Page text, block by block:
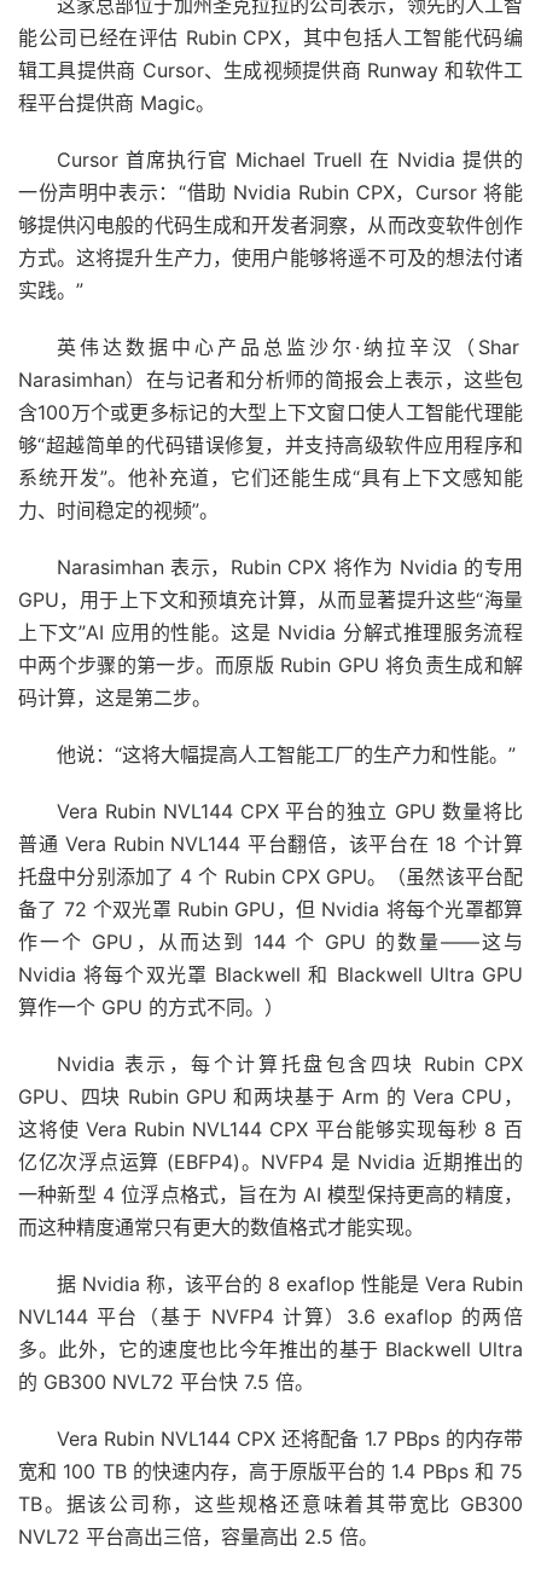
这家总部位于加州圣克拉拉的公司表示，领先的人工智
能公司已经在评估 Rubin CPX，其中包括人工智能代码编
辑工具提供商 Cursor、生成视频提供商 Runway 和软件工
程平台提供商 Magic。
Cursor 首席执行官 Michael Truell 在 Nvidia 提供的
一份声明中表示：“借助 Nvidia Rubin CPX，Cursor 将能
够提供闪电般的代码生成和开发者洞察，从而改变软件创作
方式。这将提升生产力，使用户能够将遥不可及的想法付诸
实践。”
英伟达数据中心产品总监沙尔·纳拉辛汉（Shar
Narasimhan）在与记者和分析师的简报会上表示，这些包
含100万个或更多标记的大型上下文窗口使人工智能代理能
够“超越简单的代码错误修复，并支持高级软件应用程序和
系统开发”。他补充道，它们还能生成“具有上下文感知能
力、时间稳定的视频”。
Narasimhan 表示，Rubin CPX 将作为 Nvidia 的专用
GPU，用于上下文和预填充计算，从而显著提升这些“海量
上下文”AI 应用的性能。这是 Nvidia 分解式推理服务流程
中两个步骤的第一步。而原版 Rubin GPU 将负责生成和解
码计算，这是第二步。
他说：“这将大幅提高人工智能工厂的生产力和性能。”
Vera Rubin NVL144 CPX 平台的独立 GPU 数量将比
普通 Vera Rubin NVL144 平台翻倍，该平台在 18 个计算
托盘中分别添加了 4 个 Rubin CPX GPU。（虽然该平台配
备了 72 个双光罩 Rubin GPU，但 Nvidia 将每个光罩都算
作一个 GPU，从而达到 144 个 GPU 的数量——这与
Nvidia 将每个双光罩 Blackwell 和 Blackwell Ultra GPU
算作一个 GPU 的方式不同。）
Nvidia 表示，每个计算托盘包含四块 Rubin CPX
GPU、四块 Rubin GPU 和两块基于 Arm 的 Vera CPU，
这将使 Vera Rubin NVL144 CPX 平台能够实现每秒 8 百
亿亿次浮点运算 (EBFP4)。NVFP4 是 Nvidia 近期推出的
一种新型 4 位浮点格式，旨在为 AI 模型保持更高的精度，
而这种精度通常只有更大的数值格式才能实现。
据 Nvidia 称，该平台的 8 exaflop 性能是 Vera Rubin
NVL144 平台（基于 NVFP4 计算）3.6 exaflop 的两倍
多。此外，它的速度也比今年推出的基于 Blackwell Ultra
的 GB300 NVL72 平台快 7.5 倍。
Vera Rubin NVL144 CPX 还将配备 1.7 PBps 的内存带
宽和 100 TB 的快速内存，高于原版平台的 1.4 PBps 和 75
TB。据该公司称，这些规格还意味着其带宽比 GB300
NVL72 平台高出三倍，容量高出 2.5 倍。